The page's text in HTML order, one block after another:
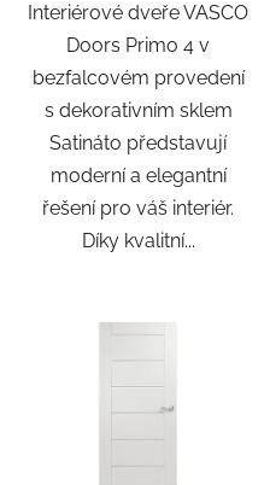
Interiérové dveře VASCO
Doors Primo 4 v
bezfalcovém provedení
s dekorativním sklem
Satináto představují
moderní a elegantní
řešení pro váš interiér.
Díky kvalitní...